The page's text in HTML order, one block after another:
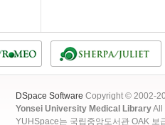
DSpace Software Copyright © 2002-
Yonsei University Medical LibraryAll
YUHSpace는 국립중앙도서관 OAK 보